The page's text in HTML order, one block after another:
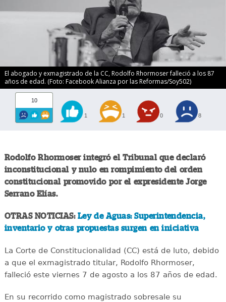
El abogado y exmagistrado de la CC, Rodolfo Rhormoser falleció a los 87
años de edad. (Foto: Facebook Alianza por las Reformas/Soy502)
10
1 1 0 8
Rodolfo Rhormoser integró el Tribunal que declaró
inconstitucional y nulo en rompimiento del orden
constitucional promovido por el expresidente Jorge
Serrano Elías.
OTRAS NOTICIAS: Ley de Aguas: Superintendencia,
inventario y otras propuestas surgen en iniciativa
La Corte de Constitucionalidad (CC) está de luto, debido
a que el exmagistrado titular, Rodolfo Rhormoser,
falleció este viernes 7 de agosto a los 87 años de edad.
En su recorrido como magistrado sobresale su